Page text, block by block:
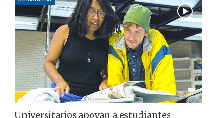
Universitarios apoyan a estudiantes